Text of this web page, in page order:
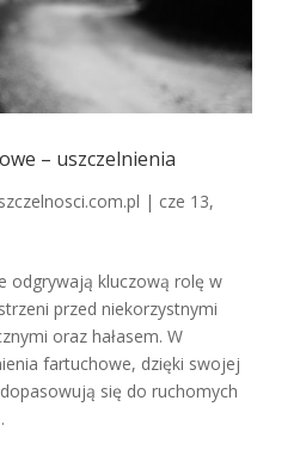
– uszczelnienia
| cze 13,
odgrywają kluczową rolę w
przed niekorzystnymi
oraz hałasem. W
fartuchowe, dzięki swojej
się do ruchomych